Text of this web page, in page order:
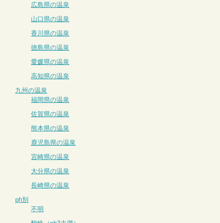
広島県の温泉
山口県の温泉
香川県の温泉
徳島県の温泉
愛媛県の温泉
高知県の温泉
九州の温泉
福岡県の温泉
佐賀県の温泉
熊本県の温泉
鹿児島県の温泉
宮崎県の温泉
大分県の温泉
長崎県の温泉
ph別
不明